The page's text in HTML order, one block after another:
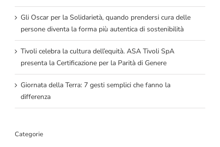
Gli Oscar per la Solidarietà, quando prendersi cura delle
persone diventa la forma più autentica di sostenibilità
Tivoli celebra la cultura dell’equità. ASA Tivoli SpA
presenta la Certificazione per la Parità di Genere
Giornata della Terra: 7 gesti semplici che fanno la
differenza
Categorie